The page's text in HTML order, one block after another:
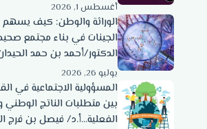
أغسطس 1, 2026
الوراثة والوطن: كيف
الجينات في بناء مجتمع
الدكتور/أحمد بن حمد
يوليو 26, 2026
المسؤولية الاجتماعية في
بين متطلبات الناتج
الفعلية…أ.د/ فيصل بن فرج